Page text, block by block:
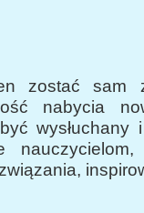
zostać sam
nabycia
wysłuchany